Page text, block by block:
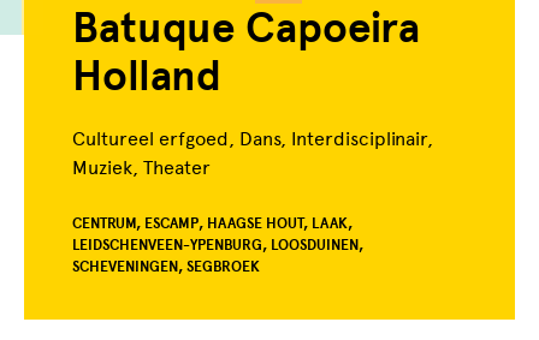
Batuque Capoeira
Holland
Cultureel erfgoed, Dans, Interdisciplinair,
Muziek, Theater
CENTRUM, ESCAMP, HAAGSE HOUT, LAAK,
LEIDSCHENVEEN-YPENBURG, LOOSDUINEN,
SCHEVENINGEN, SEGBROEK